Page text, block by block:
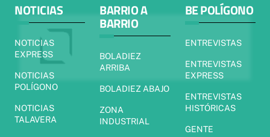
NOTICIAS
NOTICIAS
EXPRESS
NOTICIAS
POLÍGONO
NOTICIAS
TALAVERA
BARRIO A
BARRIO
BOLADIEZ
ARRIBA
BOLADIEZ ABAJO
ZONA
INDUSTRIAL
BE POLÍGONO
ENTREVISTAS
ENTREVISTAS
EXPRESS
ENTREVISTAS
HISTÓRICAS
GENTE